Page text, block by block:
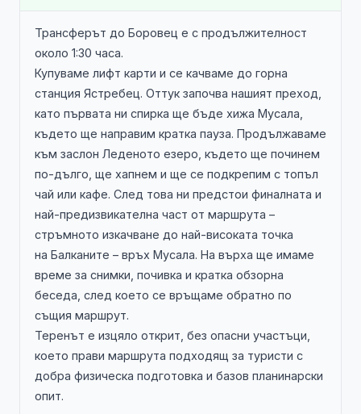
Трансферът до Боровец е с продължителност
около 1:30 часа.
Купуваме лифт карти и се качваме до горна
станция Ястребец. Оттук започва нашият преход,
като първата ни спирка ще бъде хижа Мусала,
където ще направим кратка пауза. Продължаваме
към заслон Леденото езеро, където ще починем
по-дълго, ще хапнем и ще се подкрепим с топъл
чай или кафе. След това ни предстои финалната и
най-предизвикателна част от маршрута –
стръмното изкачване до най-високата точка
на Балканите – връх Мусала. На върха ще имаме
време за снимки, почивка и кратка обзорна
беседа, след което се връщаме обратно по
същия маршрут.
Теренът е изцяло открит, без опасни участъци,
което прави маршрута подходящ за туристи с
добра физическа подготовка и базов планинарски
опит.